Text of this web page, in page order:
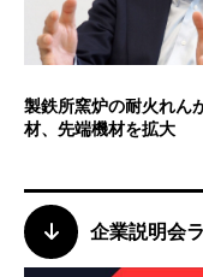
製鉄所窯炉の耐火れん
材、先端機材を拡大
企業説明会